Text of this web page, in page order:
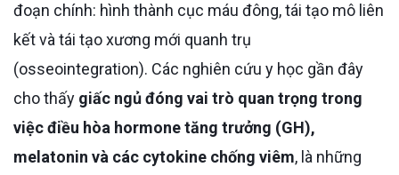
đoạn chính: hình thành cục máu đông, tái tạo mô liên
kết và tái tạo xương mới quanh trụ
(osseointegration). Các nghiên cứu y học gần đây
cho thấy giấc ngủ đóng vai trò quan trọng trong
việc điều hòa hormone tăng trưởng (GH),
melatonin và các cytokine chống viêm, là những